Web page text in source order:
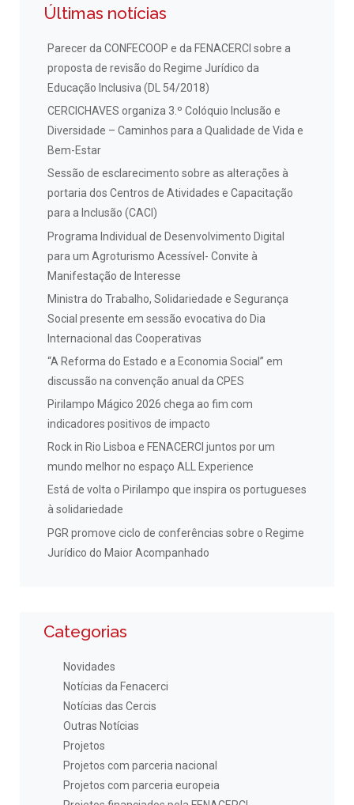
Últimas notícias
Parecer da CONFECOOP e da FENACERCI sobre a
proposta de revisão do Regime Jurídico da
Educação Inclusiva (DL 54/2018)
CERCICHAVES organiza 3.º Colóquio Inclusão e
Diversidade – Caminhos para a Qualidade de Vida e
Bem-Estar
Sessão de esclarecimento sobre as alterações à
portaria dos Centros de Atividades e Capacitação
para a Inclusão (CACI)
Programa Individual de Desenvolvimento Digital
para um Agroturismo Acessível- Convite à
Manifestação de Interesse
Ministra do Trabalho, Solidariedade e Segurança
Social presente em sessão evocativa do Dia
Internacional das Cooperativas
“A Reforma do Estado e a Economia Social” em
discussão na convenção anual da CPES
Pirilampo Mágico 2026 chega ao fim com
indicadores positivos de impacto
Rock in Rio Lisboa e FENACERCI juntos por um
mundo melhor no espaço ALL Experience
Está de volta o Pirilampo que inspira os portugueses
à solidariedade
PGR promove ciclo de conferências sobre o Regime
Jurídico do Maior Acompanhado
Categorias
Novidades
Notícias da Fenacerci
Notícias das Cercis
Outras Notícias
Projetos
Projetos com parceria nacional
Projetos com parceria europeia